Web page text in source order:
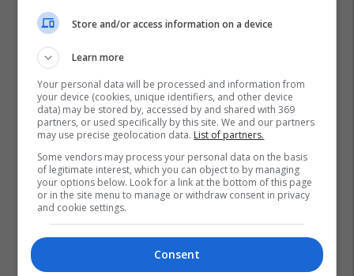
Store and/or access information on a device
Learn more
Your personal data will be processed and information from
your device (cookies, unique identifiers, and other device
data) may be stored by, accessed by and shared with 369
partners, or used specifically by this site. We and our partners
may use precise geolocation data. List of partners.
Some vendors may process your personal data on the basis
of legitimate interest, which you can object to by managing
your options below. Look for a link at the bottom of this page
or in the site menu to manage or withdraw consent in privacy
and cookie settings.
Consent